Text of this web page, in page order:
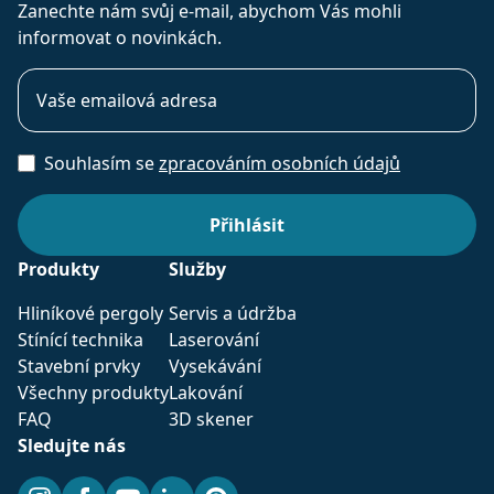
Zanechte nám svůj e-mail, abychom Vás mohli
informovat o novinkách.
Souhlasím sezpracováním osobních údajů
Produkty
Hliníkové pergoly
Stínící technika
Stavební prvky
Všechny produkty
FAQ
Služby
Servis a údržba
Laserování
Vysekávání
Lakování
3D skener
Sledujte nás
Instagram
Facebook
YouTubeLinkedInPinterest